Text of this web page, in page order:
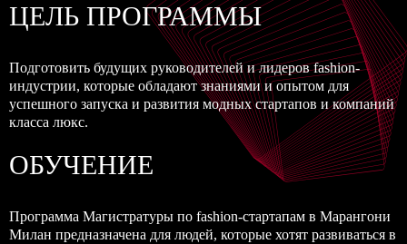
ЦЕЛЬ ПРОГРАММЫ
Подготовить будущих руководителей и лидеров fashion-
индустрии, которые обладают знаниями и опытом для
успешного запуска и развития модных стартапов и компаний
класса люкс.
ОБУЧЕНИЕ
Программа Магистратуры по fashion-стартапам в Марангони
Милан предназначена для людей, которые хотят развиваться в